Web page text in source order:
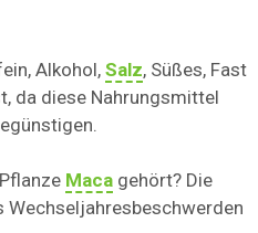
Alkohol, Salz, Süßes, Fast
da diese Nahrungsmittel
Maca gehört? Die
Wechseljahresbeschwerden